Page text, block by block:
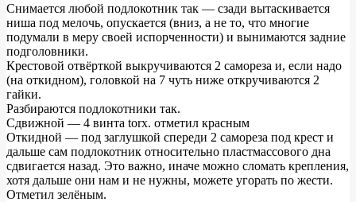
Снимается любой подлокотник так — сзади вытаскивается
ниша под мелочь, опускается (вниз, а не то, что многие
подумали в меру своей испорченности) и вынимаются задние
подголовники.
Крестовой отвёрткой выкручиваются 2 самореза и, если надо
(на откидном), головкой на 7 чуть ниже откручиваются 2
гайки.
Разбираются подлокотники так.
Сдвижной — 4 винта torx. отметил красным
Откидной — под заглушкой спереди 2 самореза под крест и
дальше сам подлокотник относительно пластмассового дна
сдвигается назад. Это важно, иначе можно сломать крепления,
хотя дальше они нам и не нужны, можете угорать по жести.
Отметил зелёным.